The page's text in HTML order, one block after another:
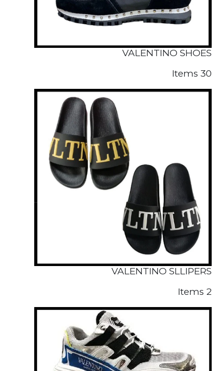
VALENTINO SHOES
30 Items
VALENTINO SLLIPERS
2 Items